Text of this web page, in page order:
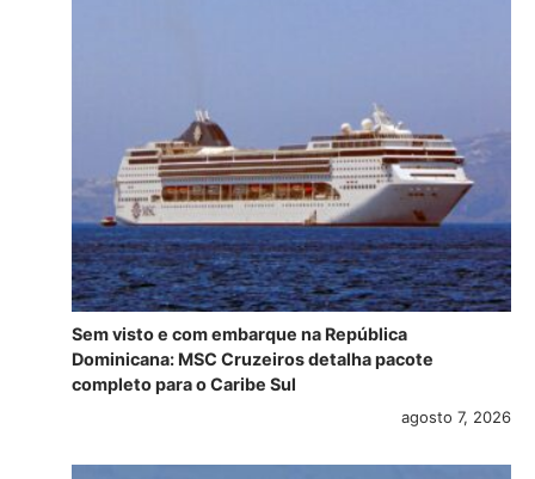
Sem visto e com embarque na República
Dominicana: MSC Cruzeiros detalha pacote
completo para o Caribe Sul
agosto 7, 2026